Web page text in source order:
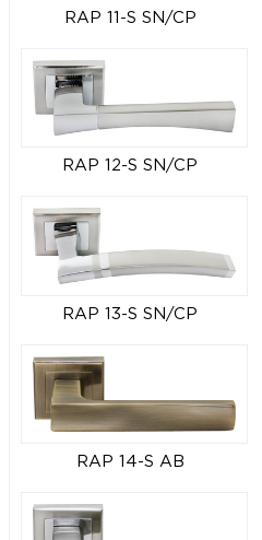
RAP 11-S SN/CP
RAP 12-S SN/CP
RAP 13-S SN/CP
RAP 14-S AB